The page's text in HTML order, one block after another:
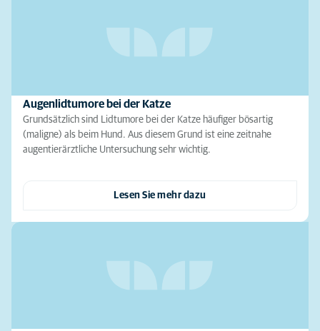
Augenlidtumore bei der Katze
Grundsätzlich sind Lidtumore bei der Katze häufiger bösartig
(maligne) als beim Hund. Aus diesem Grund ist eine zeitnahe
augentierärztliche Untersuchung sehr wichtig.
Lesen Sie mehr dazu